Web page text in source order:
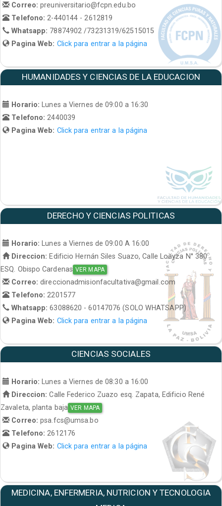
Correo:preuniversitario@fcpn.edu.bo
Telefono: 2-440144 - 2612819
Whatsapp: 78874902 /73231319/62515015
Pagina Web: Click para entrar a la página
HUMANIDADES Y CIENCIAS DE LA EDUCACION
Horario: Lunes a Viernes de 09:00 a 16:30
Telefono:2440039
Pagina Web: Click para entrar a la página
DERECHO Y CIENCIAS POLITICAS
Horario:
Lunes a Viernes de 09:00 A 16:00
Direccion: Edificio Hernán Siles Suazo, Calle Loayza N° 380
ESQ. Obispo Cardenas VER MAPA
Correo:direccionadmisionfacultativa@gmail.com
Telefono: 2201577
Whatsapp:63088620 - 60147076 (SOLO WHATSAPP)
Pagina Web: Click para entrar a la página
CIENCIAS SOCIALES
Horario:
Lunes a Viernes de 08:30 a 16:00
Direccion: Calle Federico Zuazo esq. Zapata, Edificio René
Zavaleta, planta baja VER MAPA
Correo:psa.fcs@umsa.bo
Telefono: 2612176
Pagina Web: Click para entrar a la página
MEDICINA, ENFERMERIA, NUTRICION Y TECNOLOGIA